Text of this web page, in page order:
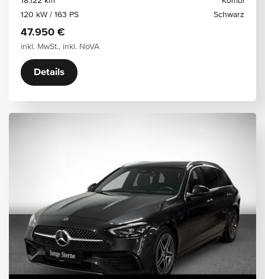
120 kW / 163 PS
Schwarz
47.950 €
inkl. MwSt., inkl. NoVA
Details